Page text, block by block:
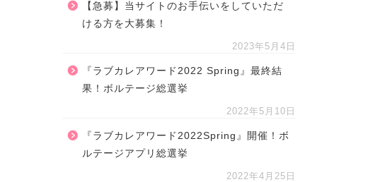
【急募】当サイトのお手伝いをしていただ
ける方を大募集！
2023年5月4日
『ラブカレアワード2022 Spring』最終結
果！ボルテージ総選挙
2022年5月10日
『ラブカレアワード2022Spring』開催！ボ
ルテージアプリ総選挙
2022年4月25日